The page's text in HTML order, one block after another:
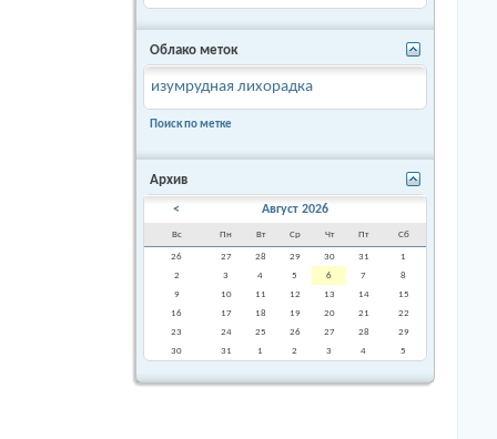
Облако меток
изумрудная лихорадка
Поиск по метке
Архив
< Август 2026
Вс Пн Вт Ср Чт Пт Сб
26 27 28 29 30 31
1
2
3 4 5 6 7
8
9
10 11 12 13 14
15
16
17 18 19 20 21
22
23
24 25 26 27 28
29
30
31 1 2 3 4 5